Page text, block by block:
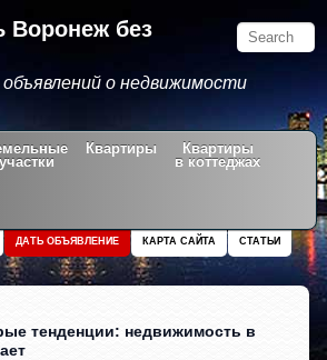
Воронеж без
о недвижимости
участки
Квартиры
Квартиры
в коттеджах
СТАТЬИ
КАРТА САЙТА
ДАТЬ ОБЪЯВЛЕНИЕ
тенденции: недвижимость в